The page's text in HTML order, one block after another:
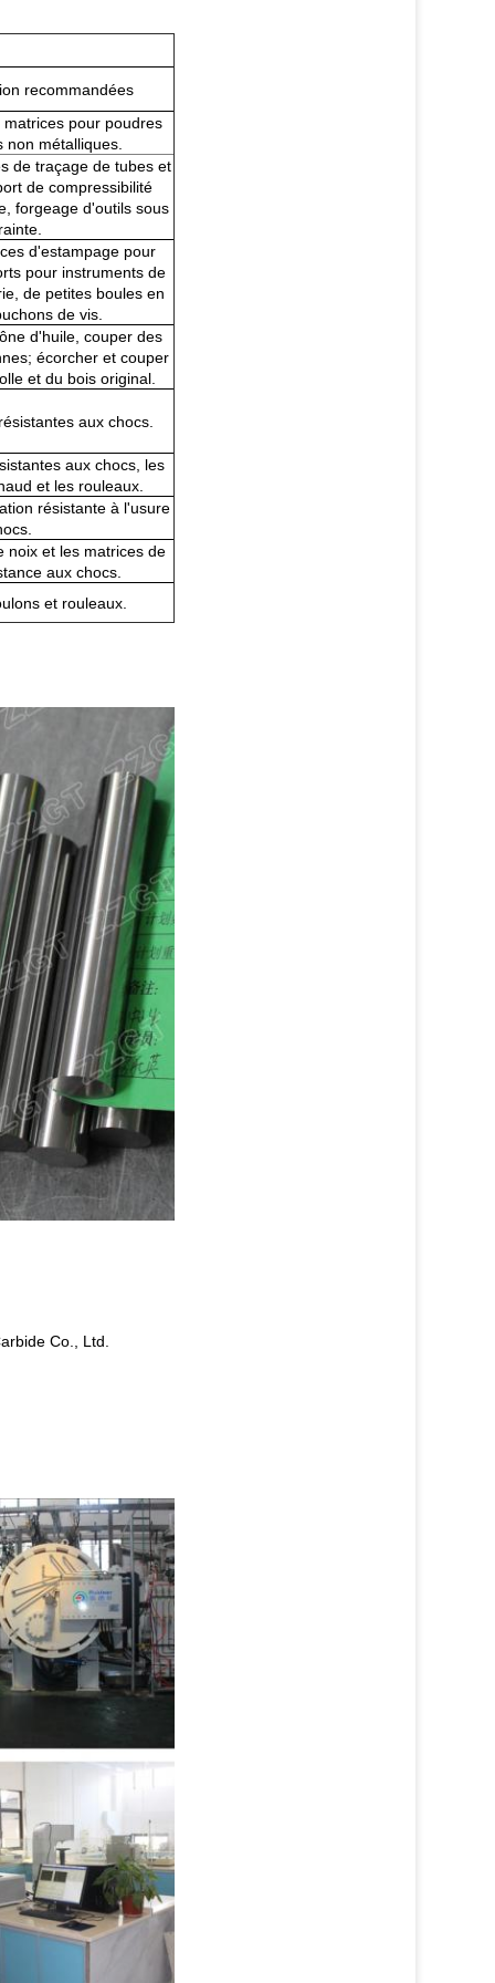
recommandées
pour poudres
non métalliques.
de traçage de tubes et
de compressibilité
forgeage d'outils sous
d'estampage pour
pour instruments de
de petites boules en
de vis.
d'huile, couper des
écorcher et couper
et du bois original.
aux chocs.
aux chocs, les
et les rouleaux.
résistante à l'usure
noix et les matrices de
aux chocs.
et rouleaux.
Co., Ltd.